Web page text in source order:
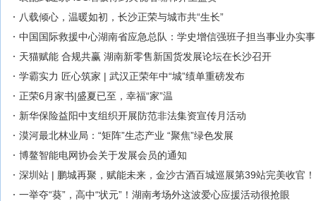
八载倾心，温暖如初，长沙正荣与城市共“生长”
中国国际救援中心湖南省应急总队：学史增信强班子担当事业办实事
天猫赋能 合规共赢 湖南新零售新国货发展论坛在长沙召开
学霸实力 匠心筑家 | 武汉正荣年中“城”绩单重磅发布
正荣6月家书|盛夏已至，幸福“家”温
新华保险益阳中支组织开展防范非法集资宣传月活动
漠河最北林业局：“矩阵”生态产业 “聚焦”绿色发展
博鳌智能电网协会关于发展会员的通知
深圳站 | 鹏城再聚，赋能未来，金沙古酒百城巡展第39站完美收官！
一举夺“葵”，高中“状元”！湖南考场外这波爱心应援活动很抢眼